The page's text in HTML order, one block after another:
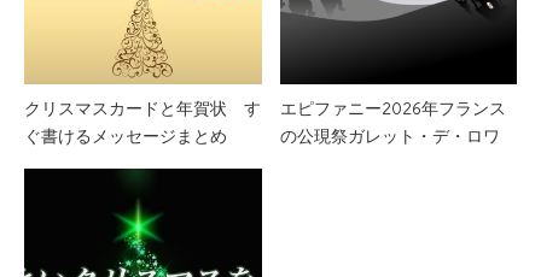
クリスマスカードと年賀状 す
ぐ書けるメッセージまとめ
エピファニー2026年フランス
の公現祭ガレット・デ・ロワ